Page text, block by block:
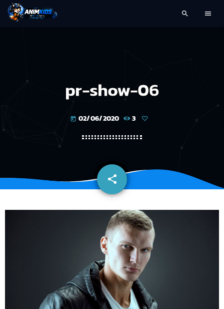
search menu
pr-show-06
today 02/06/2020 3
share
email